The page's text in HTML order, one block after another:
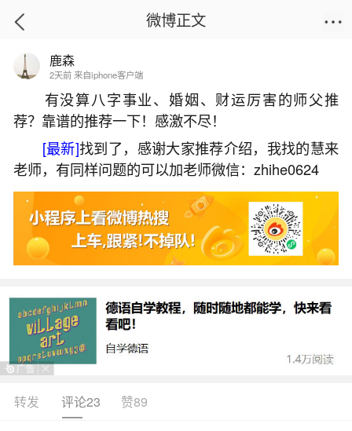
首页
生辰八字压哪桃花旺？
2026-07-03 21:36:27 10 3 赞
生活中像生辰八字压哪桃花旺？都是很常见的
问题，但是小问题不注意可能会引起大麻烦，下面
就这个问题给大家做一些解读：
1、如果通过生辰八字来看一个人的桃花运
巳酉丑在午：年支或日支为巳、酉、丑时，桃
花星为午。八字中见午，即有桃花。示例：若年支
为申，八字其他地支有酉，则此人自带桃花，异性
微博正文
鹿森
2天前 来自iphone客户端
有没算八字事业、婚姻、财运厉害的师父推
荐？靠谱的推荐一下！感激不尽！
[最新]找到了，感谢大家推荐介绍，我找的慧来
老师，有同样问题的可以加老师微信：zhihe0624
转发 评论23 赞89